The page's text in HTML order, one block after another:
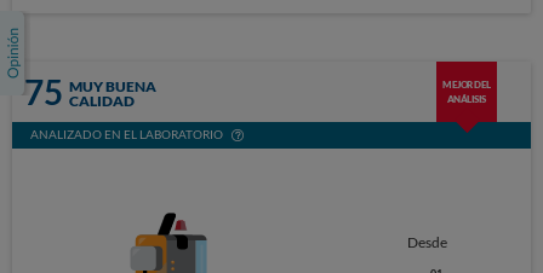
75 MUY BUENA
CALIDAD
MEJOR DEL
ANÁLISIS
ANALIZADO EN EL LABORATORIO
Desde